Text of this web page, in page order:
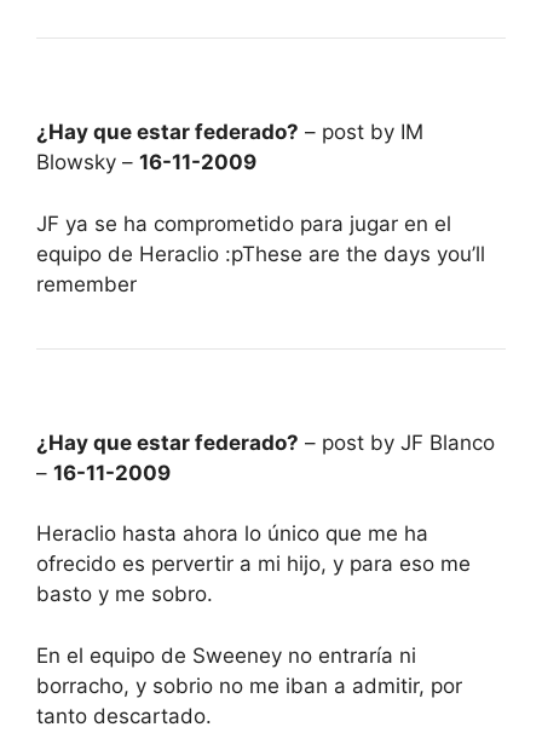
¿Hay que estar federado? – post by IM
Blowsky – 16-11-2009
JF ya se ha comprometido para jugar en el
equipo de Heraclio :pThese are the days you’ll
remember
¿Hay que estar federado? – post by JF Blanco
– 16-11-2009
Heraclio hasta ahora lo único que me ha
ofrecido es pervertir a mi hijo, y para eso me
basto y me sobro.
En el equipo de Sweeney no entraría ni
borracho, y sobrio no me iban a admitir, por
tanto descartado.